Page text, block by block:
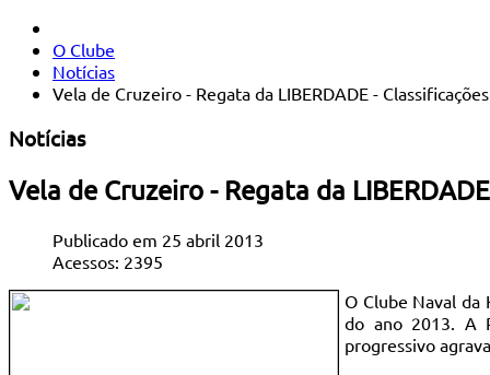
O Clube
Notícias
Vela de Cruzeiro - Regata da LIBERDADE - Classificações
Notícias
Vela de Cruzeiro - Regata da
Publicado em 25 abril 2013
Acessos: 2395
O Clube Naval
do ano 2013. A
progressivo